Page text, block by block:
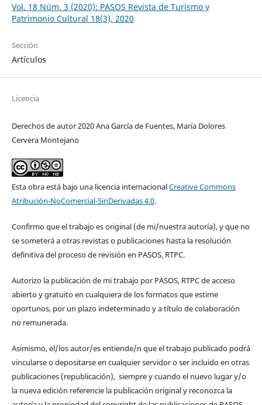
Vol. 18 Núm. 3 (2020): PASOS Revista de Turismo y
Patrimonio Cultural 18(3), 2020
Sección
Artículos
Licencia
Derechos de autor 2020 Ana García de Fuentes, María Dolores
Cervera Montejano
Esta obra está bajo una licencia internacionalCreative Commons
Atribución-NoComercial-SinDerivadas 4.0.
Confirmo que el trabajo es original (de mi/nuestra autoría), y que no
se someterá a otras revistas o publicaciones hasta la resolución
definitiva del proceso de revisión en PASOS, RTPC.
Autorizo la publicación de mi trabajo por PASOS, RTPC de acceso
abierto y gratuito en cualquiera de los formatos que estime
oportunos, por un plazo indeterminado y a título de colaboración
no remunerada.
Asimismo, el/los autor/es entiende/n que el trabajo publicado podrá
vincularse o depositarse en cualquier servidor o ser incluido en otras
publicaciones (republicación), siempre y cuando el nuevo lugar y/o
la nueva edición referencie la publicación original y reconozca la